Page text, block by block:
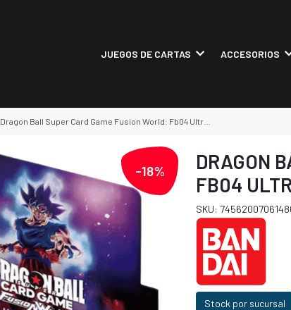
JUEGOS DE CARTAS ACCESORIOS
Dragon Ball Super Card Game Fusion World: Fb04 Ultra Limit Booster Display
-18%
DRAGON
FB04
SKU:
Stock por sucursal